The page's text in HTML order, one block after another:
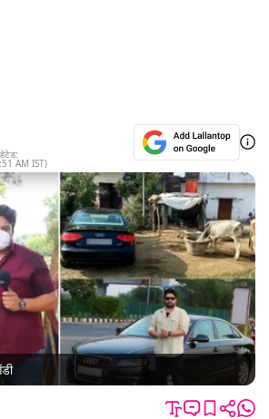
AM IST)